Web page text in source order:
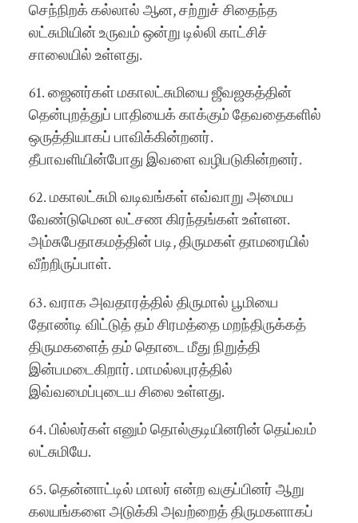
செந்நிறக் கல்லால் ஆன, சற்றுச் சிதைந்த
லட்சுமியின் உருவம் ஒன்று டில்லி காட்சிச்
சாலையில் உள்ளது.
61. ஜைனர்கள் மகாலட்சுமியை ஜீவஜகத்தின்
தென்புறத்துப் பாதியைக் காக்கும் தேவதைகளில்
ஒருத்தியாகப் பாவிக்கின்றனர்.
தீபாவளியின்போது இவளை வழிபடுகின்றனர்.
62. மகாலட்சுமி வடிவங்கள் எவ்வாறு அமைய
வேண்டுமென லட்சண கிரந்தங்கள் உள்ளன.
அம்சுபேதாகமத்தின் படி, திருமகள் தாமரையில்
வீற்றிருப்பாள்.
63. வராக அவதாரத்தில் திருமால் பூமியை
தோண்டி விட்டுத் தம் சிரமத்தை மறந்திருக்கத்
திருமகளைத் தம் தொடை மீது நிறுத்தி
இன்பமடைகிறார். மாமல்லபுரத்தில்
இவ்வமைப்புடைய சிலை உள்ளது.
64. பில்லர்கள் எனும் தொல்குடியினரின் தெய்வம்
லட்சுமியே.
65. தென்னாட்டில் மாலர் என்ற வகுப்பினர் ஆறு
கலயங்களை அடுக்கி அவற்றைத் திருமகளாகப்